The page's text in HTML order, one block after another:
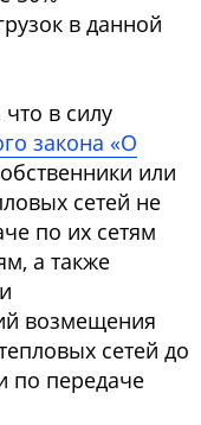
в данной
в силу
закона «О
или
сетей не
по их сетям
а также
возмещения
сетей до
по передаче